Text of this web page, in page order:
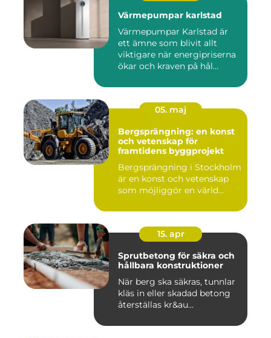
Värmepumpar karlstad
Värmepumpar Karlstad är
ett ämne som blivit allt
viktigare när energipriserna
ökar och kraven på hål...
05. maj
Bergsprängning: en konst
och vetenskap för
framtidens byggprojekt
Bergsprängning i Stockholm
är en konst och vetenskap
som möjliggör en värld...
15. apr
Sprutbetong för säkra och
hållbara konstruktioner
När berg ska säkras, tunnlar
kläs in eller skadad betong
återställas kr&au...